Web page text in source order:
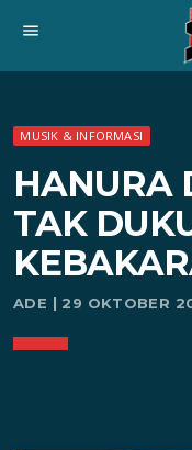
menu
MUSIK & INFORMASI
HANURA
TAK
ADE | 29 OKTOBER